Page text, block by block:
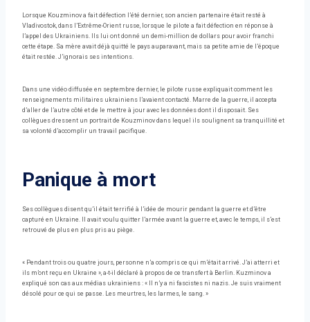
Lorsque Kouzminov a fait défection l’été dernier, son ancien partenaire était resté à
Vladivostok, dans l’Extrême-Orient russe, lorsque le pilote a fait défection en réponse à
l’appel des Ukrainiens. Ils lui ont donné un demi-million de dollars pour avoir franchi
cette étape. Sa mère avait déjà quitté le pays auparavant, mais sa petite amie de l’époque
était restée. J’ignorais ses intentions.
Dans une vidéo diffusée en septembre dernier, le pilote russe expliquait comment les
renseignements militaires ukrainiens l’avaient contacté. Marre de la guerre, il accepta
d’aller de l’autre côté et de le mettre à jour avec les données dont il disposait. Ses
collègues dressent un portrait de Kouzminov dans lequel ils soulignent sa tranquillité et
sa volonté d’accomplir un travail pacifique.
Panique à mort
Ses collègues disent qu’il était terrifié à l’idée de mourir pendant la guerre et d’être
capturé en Ukraine. Il avait voulu quitter l’armée avant la guerre et, avec le temps, il s’est
retrouvé de plus en plus pris au piège.
« Pendant trois ou quatre jours, personne n’a compris ce qui m’était arrivé. J’ai atterri et
ils m’ont reçu en Ukraine », a-t-il déclaré à propos de ce transfert à Berlin. Kuzminov a
expliqué son cas aux médias ukrainiens : « Il n’y a ni fascistes ni nazis. Je suis vraiment
désolé pour ce qui se passe. Les meurtres, les larmes, le sang. »